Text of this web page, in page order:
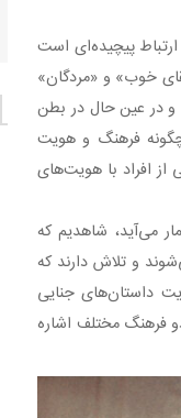
ارتباط پیچیده‌ای است
خوب» و «مردگان»
و در عین حال در بطن
چگونه فرهنگ و هویت
افراد با هویت‌های
می‌آید، شاهدیم که
و تلاش دارند که
داستان‌های جنایی
فرهنگ مختلف اشاره